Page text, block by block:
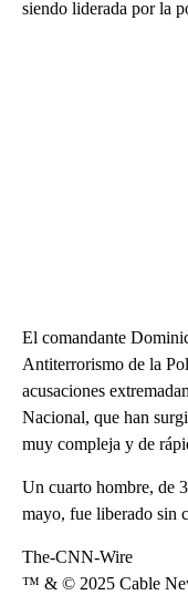
siendo liderada por la
El comandante
Antiterrorismo de la
acusaciones
Nacional, que han
muy compleja y de
Un cuarto hombre, de
mayo, fue liberado sin
The-CNN-Wire
™ & © 2025 Cable